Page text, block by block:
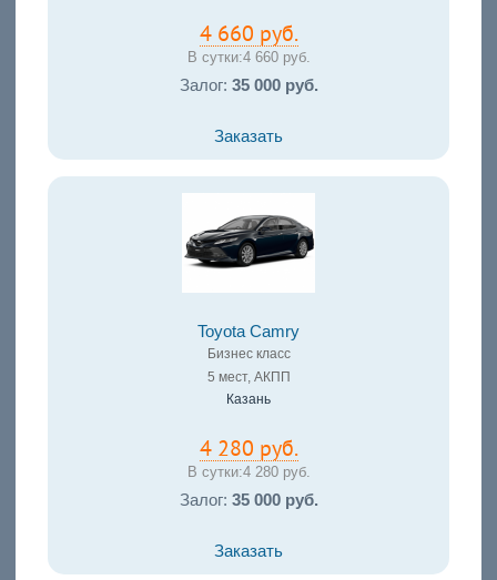
4 660 руб.
В сутки:4 660 руб.
Залог: 35 000 руб.
Заказать
Toyota Camry
Бизнес класс
5 мест, АКПП
Казань
4 280 руб.
В сутки:4 280 руб.
Залог: 35 000 руб.
Заказать